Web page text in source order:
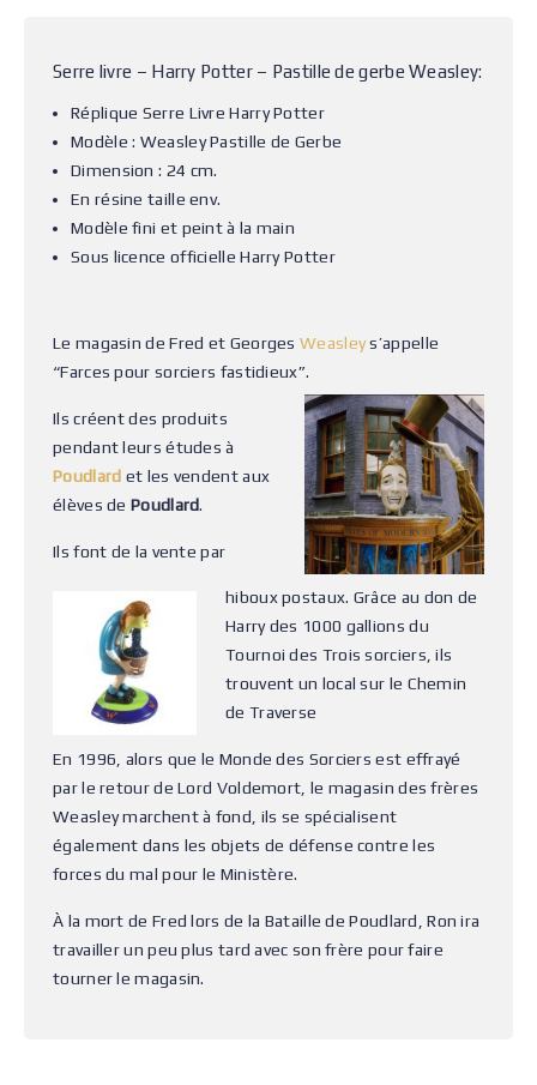
Serre livre – Harry Potter – Pastille de gerbe Weasley:
Réplique Serre Livre Harry Potter
Modèle : Weasley Pastille de Gerbe
Dimension : 24 cm.
En résine taille env.
Modèle fini et peint à la main
Sous licence officielle Harry Potter
Le magasin de Fred et GeorgesWeasleys’appelle
“Farces pour sorciers fastidieux”.
Ils créent des produits
pendant leurs études à
Poudlard et les vendent aux
élèves de Poudlard.
Ils font de la vente par
hiboux postaux. Grâce au don de
Harry des 1000 gallions du
Tournoi des Trois sorciers, ils
trouvent un local sur le Chemin
de Traverse
En 1996, alors que le Monde des Sorciers est effrayé
par le retour de Lord Voldemort, le magasin des frères
Weasley marchent à fond, ils se spécialisent
également dans les objets de défense contre les
forces du mal pour le Ministère.
À la mort de Fred lors de la Bataille de Poudlard, Ron ira
travailler un peu plus tard avec son frère pour faire
tourner le magasin.